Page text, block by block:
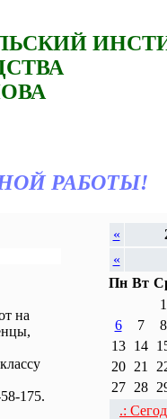
РАБОТЫ!
«
«
Пн Вт
1
6
7 8
13
14
20
21
27
28
.:
на
175.